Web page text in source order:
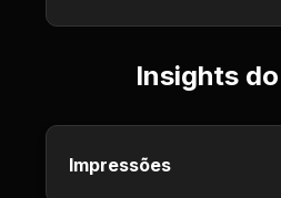
Insights
Impressões